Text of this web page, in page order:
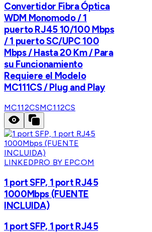
Convertidor Fibra Óptica
WDM Monomodo / 1
puerto RJ45 10/100 Mbps
/ 1 puerto SC/UPC 100
Mbps / Hasta 20 Km / Para
su Funcionamiento
Requiere el Modelo
MC111CS / Plug and Play
MC112CSMC112CS
LINKEDPRO BY EPCOM
1 port SFP, 1 port RJ45
1000Mbps (FUENTE
INCLUIDA)
1 port SFP, 1 port RJ45